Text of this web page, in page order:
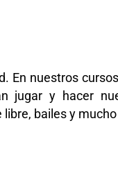
En nuestros
jugar y hacer
bailes y